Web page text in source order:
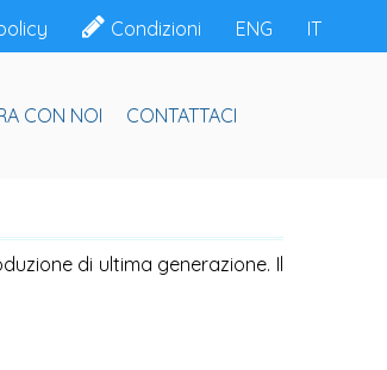
Condizioni ENG IT
CON NOI CONTATTACI
di ultima generazione. Il